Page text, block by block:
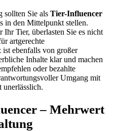
sollten Sie als Tier-Influencer
in den Mittelpunkt stellen.
Ihr Tier, überlasten Sie es nicht
artgerechte
ist ebenfalls von großer
Inhalte klar und machen
oder bezahlte
Umgang mit
unerlässlich.
– Mehrwert